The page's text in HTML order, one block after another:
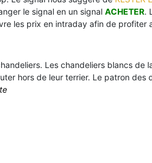
le signal en un signal ACHETER.
les prix en intraday afin de profiter
Les chandeliers blancs de
hors de leur terrier. Le patron des